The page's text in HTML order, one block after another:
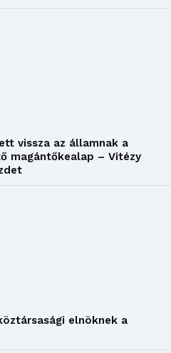
vissza az államnak a
magántőkealap – Vitézy
elnöknek a